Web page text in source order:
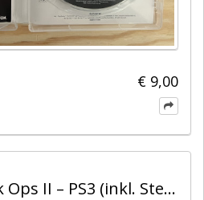
€ 9,00
Call of Duty: Black Ops II – PS3 (inkl. Steelbook Edition)